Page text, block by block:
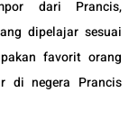
dipelajar sesuai
favorit orang
di negera Prancis